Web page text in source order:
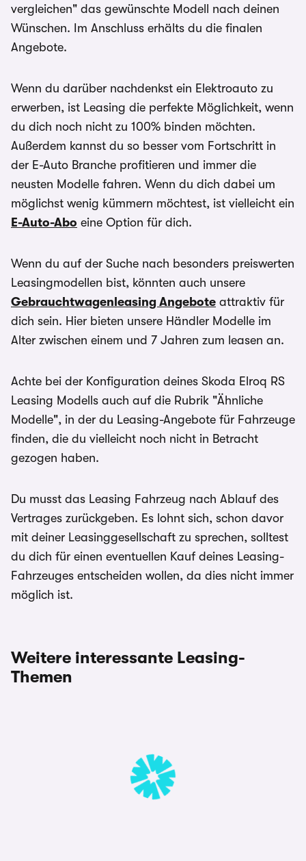
vergleichen" das gewünschte Modell nach deinen
Wünschen. Im Anschluss erhälts du die finalen
Angebote.
Wenn du darüber nachdenkst ein Elektroauto zu
erwerben, ist Leasing die perfekte Möglichkeit, wenn
du dich noch nicht zu 100% binden möchten.
Außerdem kannst du so besser vom Fortschritt in
der E-Auto Branche profitieren und immer die
neusten Modelle fahren. Wenn du dich dabei um
möglichst wenig kümmern möchtest, ist vielleicht ein
E-Auto-Abo eine Option für dich.
Wenn du auf der Suche nach besonders preiswerten
Leasingmodellen bist, könnten auch unsere
Gebrauchtwagenleasing Angebote attraktiv für
dich sein. Hier bieten unsere Händler Modelle im
Alter zwischen einem und 7 Jahren zum leasen an.
Achte bei der Konfiguration deines Skoda Elroq RS
Leasing Modells auch auf die Rubrik "Ähnliche
Modelle", in der du Leasing-Angebote für Fahrzeuge
finden, die du vielleicht noch nicht in Betracht
gezogen haben.
Du musst das Leasing Fahrzeug nach Ablauf des
Vertrages zurückgeben. Es lohnt sich, schon davor
mit deiner Leasinggesellschaft zu sprechen, solltest
du dich für einen eventuellen Kauf deines Leasing-
Fahrzeuges entscheiden wollen, da dies nicht immer
möglich ist.
Weitere interessante Leasing-
Themen